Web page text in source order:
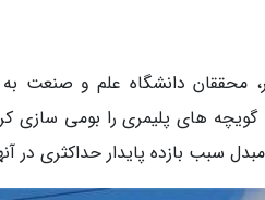
محققان دانشگاه علم و صنعت
های پلیمری را بومی سازی
سبب بازده پایدار حداکثری در